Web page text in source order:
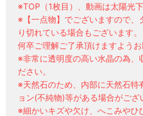
※TOP（1枚目）、動画は太陽光
※【一点物】でございますので、
り切れている場合もございます。
何卒ご理解ご了承頂けますようお
※非常に透明度の高い水晶の為、
ださい。
※天然石のため、内部に天然石特
ョン(不純物)等がある場合がござ
※細かいキズや欠け、へこみやひ